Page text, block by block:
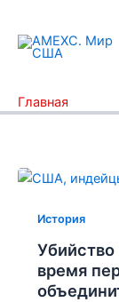
содержимому
Главная
История
время